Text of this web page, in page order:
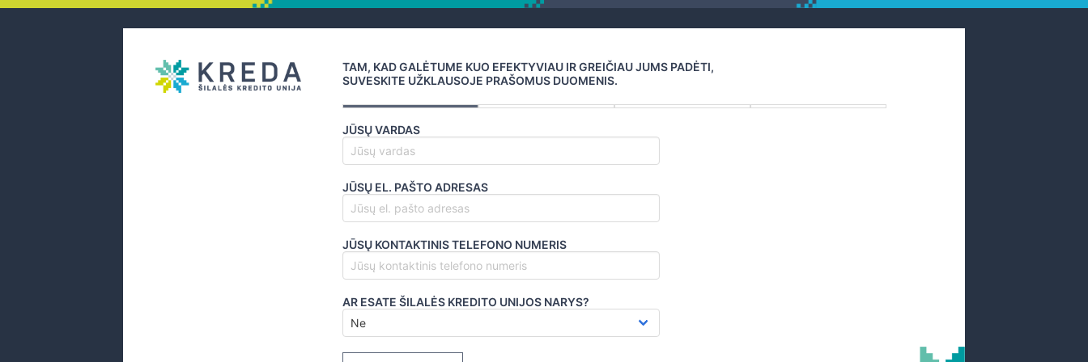
TAM, KAD GALĖTUME KUO EFEKTYVIAU IR GREIČIAU JUMS PADĖTI,
SUVESKITE UŽKLAUSOJE PRAŠOMUS DUOMENIS.
JŪSŲ VARDAS
JŪSŲ EL. PAŠTO ADRESAS
JŪSŲ KONTAKTINIS TELEFONO NUMERIS
AR ESATE ŠILALĖS KREDITO UNIJOS NARYS?